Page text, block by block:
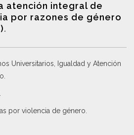
atención integral de
por razones de género
.
Universitarios, Igualdad y Atención
.
.
por violencia de género.